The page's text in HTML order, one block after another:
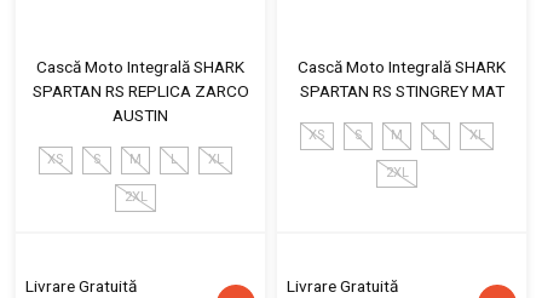
Cască Moto Integrală SHARK
SPARTAN RS REPLICA ZARCO
AUSTIN
XS S M L XL
2XL
Livrare Gratuită
Cască Moto Integrală SHARK
SPARTAN RS STINGREY MAT
XS S M L XL
2XL
Livrare Gratuită